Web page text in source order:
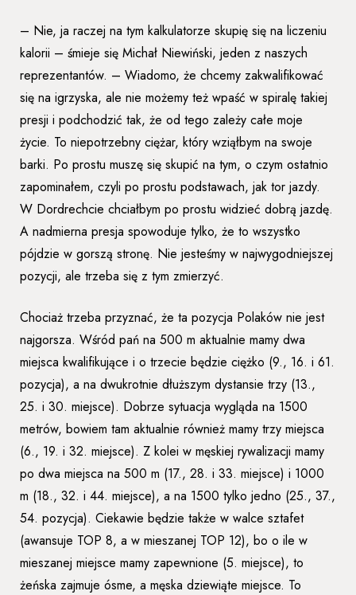
– Nie, ja raczej na tym kalkulatorze skupię się na liczeniu
kalorii – śmieje się Michał Niewiński, jeden z naszych
reprezentantów. – Wiadomo, że chcemy zakwalifikować
się na igrzyska, ale nie możemy też wpaść w spiralę takiej
presji i podchodzić tak, że od tego zależy całe moje
życie. To niepotrzebny ciężar, który wziąłbym na swoje
barki. Po prostu muszę się skupić na tym, o czym ostatnio
zapominałem, czyli po prostu podstawach, jak tor jazdy.
W Dordrechcie chciałbym po prostu widzieć dobrą jazdę.
A nadmierna presja spowoduje tylko, że to wszystko
pójdzie w gorszą stronę. Nie jesteśmy w najwygodniejszej
pozycji, ale trzeba się z tym zmierzyć.
Chociaż trzeba przyznać, że ta pozycja Polaków nie jest
najgorsza. Wśród pań na 500 m aktualnie mamy dwa
miejsca kwalifikujące i o trzecie będzie ciężko (9., 16. i 61.
pozycja), a na dwukrotnie dłuższym dystansie trzy (13.,
25. i 30. miejsce). Dobrze sytuacja wygląda na 1500
metrów, bowiem tam aktualnie również mamy trzy miejsca
(6., 19. i 32. miejsce). Z kolei w męskiej rywalizacji mamy
po dwa miejsca na 500 m (17., 28. i 33. miejsce) i 1000
m (18., 32. i 44. miejsce), a na 1500 tylko jedno (25., 37.,
54. pozycja). Ciekawie będzie także w walce sztafet
(awansuje TOP 8, a w mieszanej TOP 12), bo o ile w
mieszanej miejsce mamy zapewnione (5. miejsce), to
żeńska zajmuje ósme, a męska dziewiąte miejsce. To